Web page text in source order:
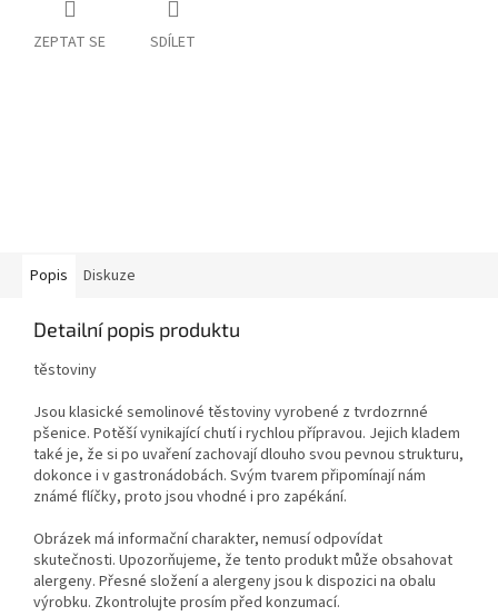
ZEPTAT SE SDÍLET
Popis Diskuze
Detailní popis produktu
těstoviny
Jsou klasické semolinové těstoviny vyrobené z tvrdozrnné
pšenice. Potěší vynikající chutí i rychlou přípravou. Jejich kladem
také je, že si po uvaření zachovají dlouho svou pevnou strukturu,
dokonce i v gastronádobách. Svým tvarem připomínají nám
známé flíčky, proto jsou vhodné i pro zapékání.
Obrázek má informační charakter, nemusí odpovídat
skutečnosti. Upozorňujeme, že tento produkt může obsahovat
alergeny. Přesné složení a alergeny jsou k dispozici na obalu
výrobku. Zkontrolujte prosím před konzumací.